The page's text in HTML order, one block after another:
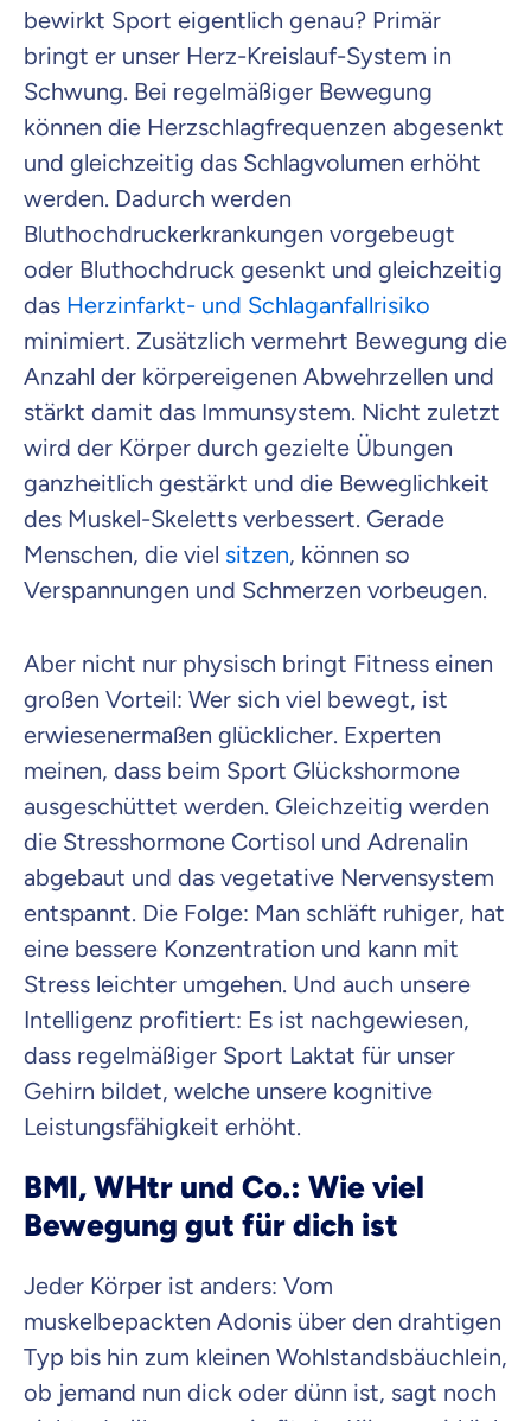
bewirkt Sport eigentlich genau? Primär
bringt er unser Herz-Kreislauf-System in
Schwung. Bei regelmäßiger Bewegung
können die Herzschlagfrequenzen abgesenkt
und gleichzeitig das Schlagvolumen erhöht
werden. Dadurch werden
Bluthochdruckerkrankungen vorgebeugt
oder Bluthochdruck gesenkt und gleichzeitig
das Herzinfarkt- und Schlaganfallrisiko
minimiert. Zusätzlich vermehrt Bewegung die
Anzahl der körpereigenen Abwehrzellen und
stärkt damit das Immunsystem. Nicht zuletzt
wird der Körper durch gezielte Übungen
ganzheitlich gestärkt und die Beweglichkeit
des Muskel-Skeletts verbessert. Gerade
Menschen, die viel sitzen, können so
Verspannungen und Schmerzen vorbeugen.
Aber nicht nur physisch bringt Fitness einen
großen Vorteil: Wer sich viel bewegt, ist
erwiesenermaßen glücklicher. Experten
meinen, dass beim Sport Glückshormone
ausgeschüttet werden. Gleichzeitig werden
die Stresshormone Cortisol und Adrenalin
abgebaut und das vegetative Nervensystem
entspannt. Die Folge: Man schläft ruhiger, hat
eine bessere Konzentration und kann mit
Stress leichter umgehen. Und auch unsere
Intelligenz profitiert: Es ist nachgewiesen,
dass regelmäßiger Sport Laktat für unser
Gehirn bildet, welche unsere kognitive
Leistungsfähigkeit erhöht.
BMI, WHtr und Co.: Wie viel
Bewegung gut für dich ist
Jeder Körper ist anders: Vom
muskelbepackten Adonis über den drahtigen
Typ bis hin zum kleinen Wohlstandsbäuchlein,
ob jemand nun dick oder dünn ist, sagt noch